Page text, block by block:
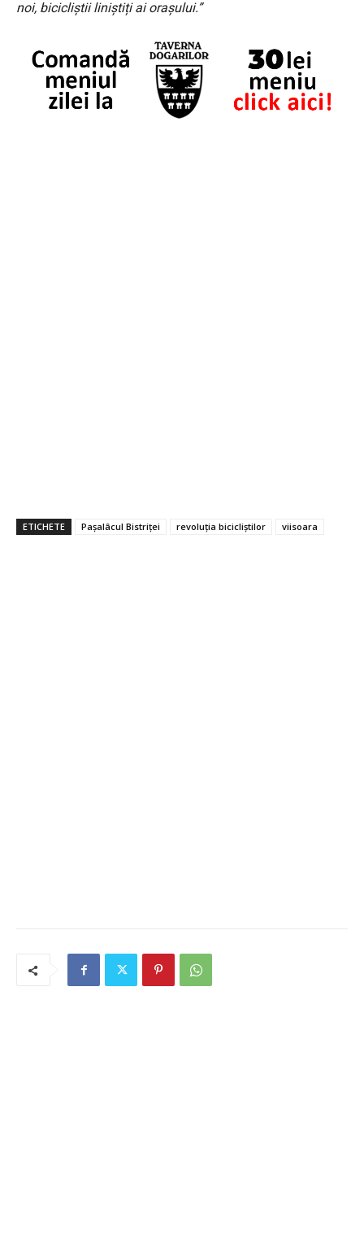
noi, bicicliștii liniștiți ai orașului.”
ETICHETE Pașalâcul Bistriței revoluția bicicliștilor viisoara